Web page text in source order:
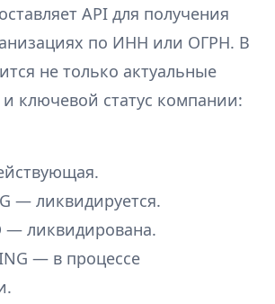
API для получения
по ИНН или ОГРН. В
не только актуальные
ключевой статус компании:
— ликвидируется.
— ликвидирована.
— в процессе